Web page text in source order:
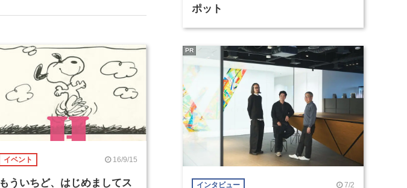
イベント 16/9/15
もういちど、はじめましてス
ポット
インタビュー 7/2
PR